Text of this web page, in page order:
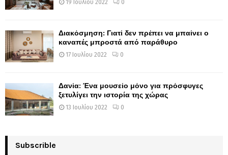
19 Ιουλίου 2022 0
Διακόσμηση: Γιατί δεν πρέπει να μπαίνει ο
καναπές μπροστά από παράθυρο
17 Ιουλίου 2022 0
Δανία: Ένα μουσείο μόνο για πρόσφυγες
ξετυλίγει την ιστορία της χώρας
13 Ιουλίου 2022 0
Subscrible